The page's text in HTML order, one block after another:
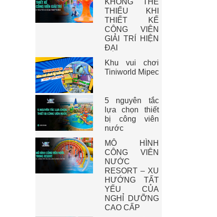
KHÔNG THỂ
THIẾU KHI
THIẾT KẾ
CÔNG VIÊN
GIẢI TRÍ HIỆN
ĐẠI
Khu vui chơi
Tiniworld Mipec
5 nguyên tắc
lựa chọn thiết
bị công viên
nước
MÔ HÌNH
CÔNG VIÊN
NƯỚC
RESORT – XU
HƯỚNG TẤT
YẾU CỦA
NGHỈ DƯỠNG
CAO CẤP